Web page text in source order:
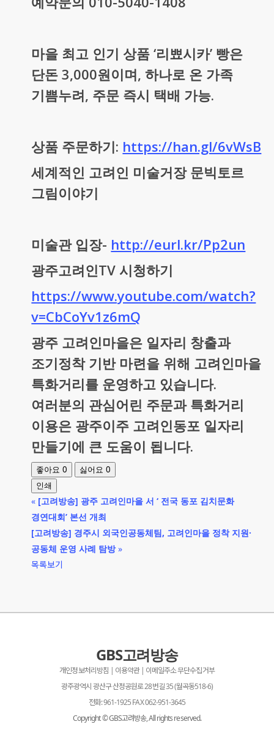
마을 최고 인기 상품 ‘리뾰시카’ 빵은
단돈 3,000원이며, 하나로 온 가족
기쁨누려, 주문 즉시 택배 가능.
상품 주문하기: https://han.gl/6vWsB
세계적인 고려인 미술거장 문빅토르
그림이야기
미술관 입장- http://eurl.kr/Pp2un
광주고려인TV 시청하기
https://www.youtube.com/watch?
v=CbCoYv1z6mQ
광주 고려인마을은 일자리 창출과
조기정착 기반 마련을 위해 고려인마을
특화거리를 운영하고 있습니다.
여러분의 관심어린 주문과 특화거리
이용은 광주이주 고려인동포 일자리
만들기에 큰 도움이 됩니다.
좋아요0 싫어요0
인쇄
« [고려방송] 광주 고려인마을 서 ‘ 전국 동포 김치문화
경연대회’ 본선 개최
[고려방송] 경주시 외국인공동체팀, 고려인마을 정착 지원·
공동체 운영 사례 탐방 »
목록보기
GBS고려방송
개인정보처리방침 | 이용약관 | 이메일주소 무단수집거부
광주광역시 광산구 산정공원로 28번길 35 (월곡동518-6)
전화: 961-1925 FAX 062-951-3645
Copyright © GBS고려방송, All rights reserved.